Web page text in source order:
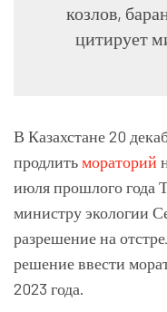
козлов,
цитирует
В Казахстане 20
продлитьмораторий
июля прошлого года
министру экологии
разрешение на
решение ввести
2023 года.